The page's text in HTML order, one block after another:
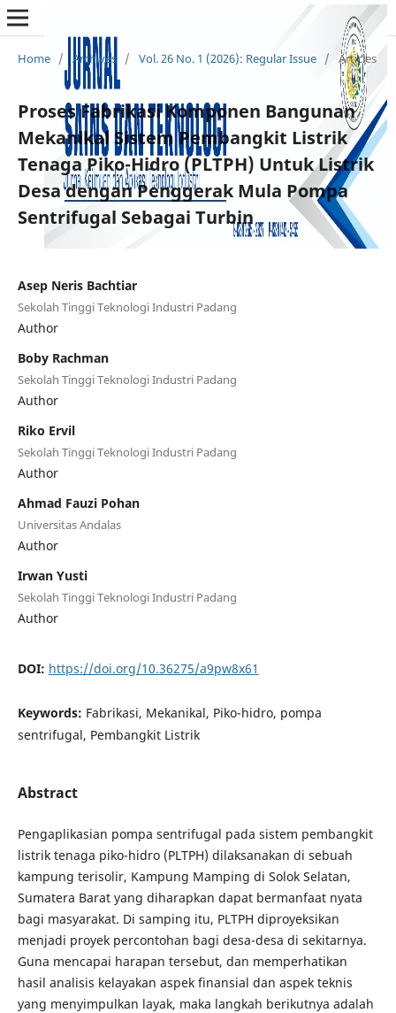
Home / Archives / Vol. 26 No. 1 (2026): Regular Issue / Articles
Proses Fabrikasi Komponen Bangunan
Mekanikal Sistem Pembangkit Listrik
Tenaga Piko-Hidro (PLTPH) Untuk Listrik
Desa dengan Penggerak Mula Pompa
Sentrifugal Sebagai Turbin
Asep Neris Bachtiar
Sekolah Tinggi Teknologi Industri Padang
Author
Boby Rachman
Sekolah Tinggi Teknologi Industri Padang
Author
Riko Ervil
Sekolah Tinggi Teknologi Industri Padang
Author
Ahmad Fauzi Pohan
Universitas Andalas
Author
Irwan Yusti
Sekolah Tinggi Teknologi Industri Padang
Author
DOI: https://doi.org/10.36275/a9pw8x61
Keywords: Fabrikasi, Mekanikal, Piko-hidro, pompa
sentrifugal, Pembangkit Listrik
Abstract
Pengaplikasian pompa sentrifugal pada sistem pembangkit
listrik tenaga piko-hidro (PLTPH) dilaksanakan di sebuah
kampung terisolir, Kampung Mamping di Solok Selatan,
Sumatera Barat yang diharapkan dapat bermanfaat nyata
bagi masyarakat. Di samping itu, PLTPH diproyeksikan
menjadi proyek percontohan bagi desa-desa di sekitarnya.
Guna mencapai harapan tersebut, dan memperhatikan
hasil analisis kelayakan aspek finansial dan aspek teknis
yang menyimpulkan layak, maka langkah berikutnya adalah